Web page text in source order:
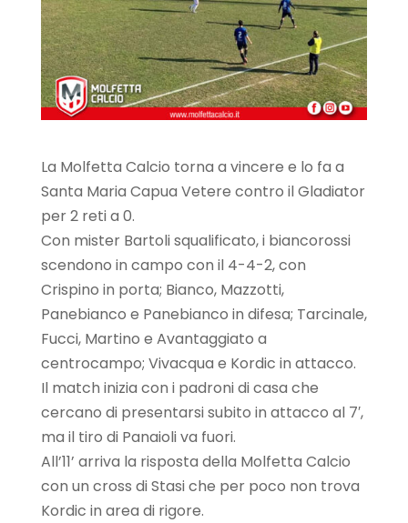
La Molfetta Calcio torna a vincere e lo fa a
Santa Maria Capua Vetere contro il Gladiator
per 2 reti a 0.
Con mister Bartoli squalificato, i biancorossi
scendono in campo con il 4-4-2, con
Crispino in porta; Bianco, Mazzotti,
Panebianco e Panebianco in difesa; Tarcinale,
Fucci, Martino e Avantaggiato a
centrocampo; Vivacqua e Kordic in attacco.
Il match inizia con i padroni di casa che
cercano di presentarsi subito in attacco al 7′,
ma il tiro di Panaioli va fuori.
All’11’ arriva la risposta della Molfetta Calcio
con un cross di Stasi che per poco non trova
Kordic in area di rigore.